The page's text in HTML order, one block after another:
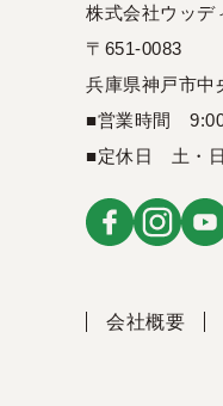
株式会社ウッデ
〒651-0083
兵庫県神戸市
■営業時間
■定休日 土・
会社概要